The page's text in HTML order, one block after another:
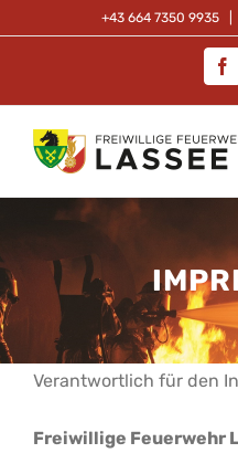
+43 664 7350 9935
Verantwortlich für den
Freiwillige Feuerwehr